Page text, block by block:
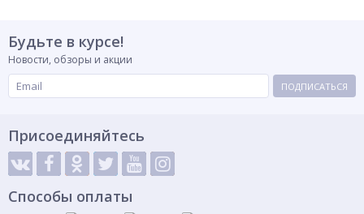
Будьте в курсе!
Новости, обзоры и акции
ПОДПИСАТЬСЯ
Присоединяйтесь
Способы оплаты